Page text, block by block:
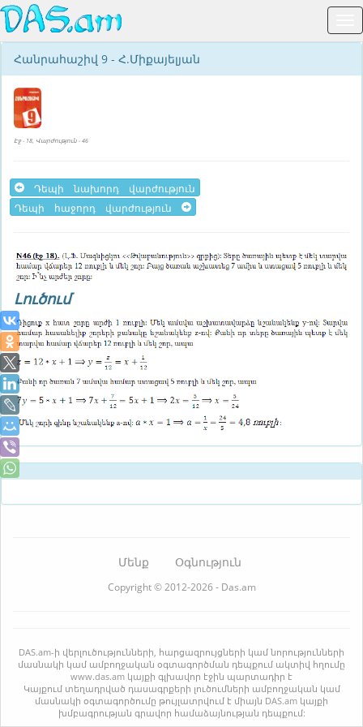
Հանրահաշիվ 9 - Հ.Միքայելյան
Էջ - 18, Վարժություն - 46
Դեպի նախորդ վարժություն
Դեպի հաջորդ վարժություն
Լուծում
Մենք Օգնություն
Copyright © 2012-2026 - Das.am
DAS.am-ի վերլուծությունների, հարցազրույցների կամ նորությունների
մասնակի կամ ամբողջական օգտագործման դեպքում ակտիվ հղումը
www.das.am կայքի գլխավոր էջին պարտադիր է
Կայքում տեղադրված դասագրքերի լուծումների ամբողջական կամ
մասնակի օգտագործումը թույլատրվում է միայն DAS.am կայքի
խմբագրության գրավոր համաձայնության դեպքում: